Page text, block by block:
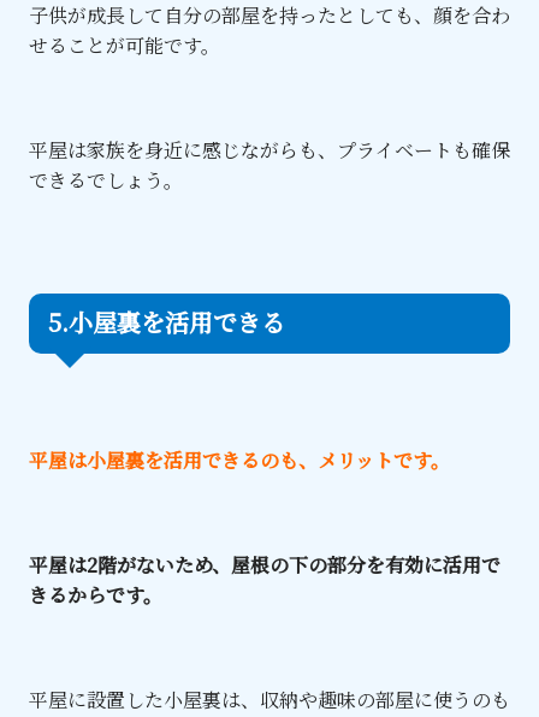
子供が成長して自分の部屋を持ったとしても、顔を合わ
せることが可能です。
平屋は家族を身近に感じながらも、プライベートも確保
できるでしょう。
5.小屋裏を活用できる
平屋は小屋裏を活用できるのも、メリットです。
平屋は2階がないため、屋根の下の部分を有効に活用で
きるからです。
平屋に設置した小屋裏は、収納や趣味の部屋に使うのも